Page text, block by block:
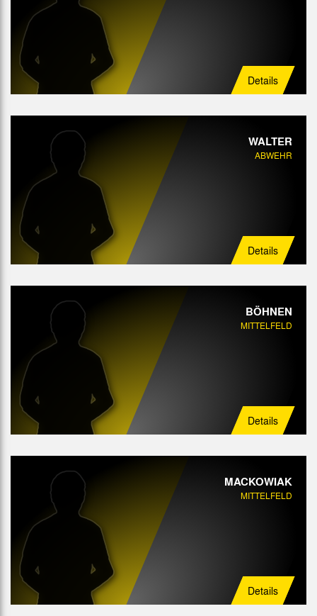
Details
WALTER
ABWEHR
Details
BÖHNEN
MITTELFELD
Details
MACKOWIAK
MITTELFELD
Details